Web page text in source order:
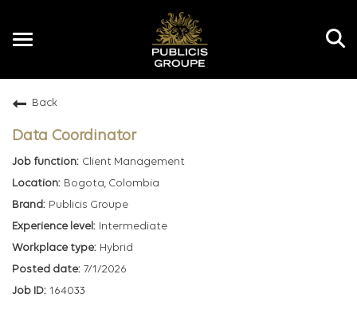
Toggle
Back
Data Coordinator
Client Management
Bogota, Colombia
Publicis Groupe
Intermediate
Hybrid
7/1/2026
164033